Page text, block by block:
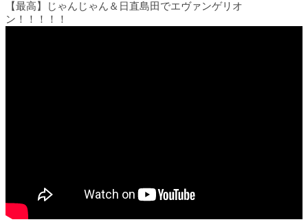
【最高】じゃんじゃん＆日直島田でエヴァンゲリオ
ン！！！！！